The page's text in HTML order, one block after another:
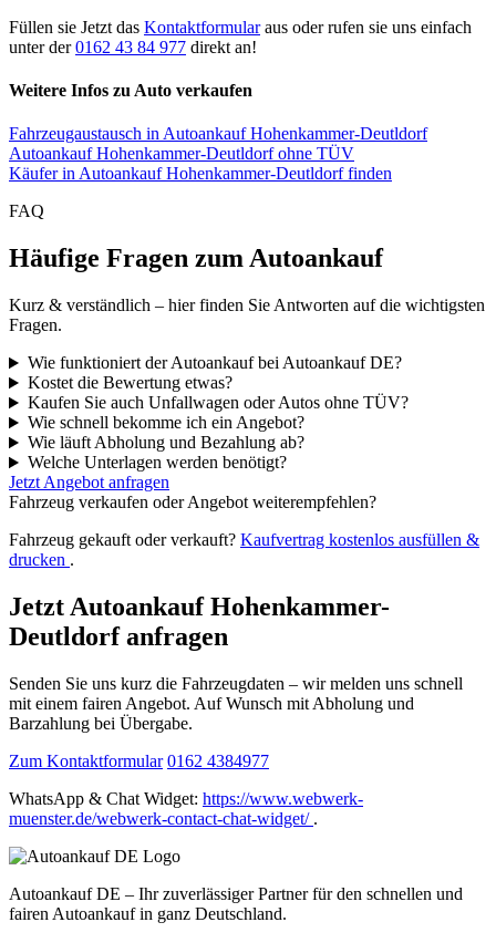
Füllen sie Jetzt das Kontaktformularaus oder rufen sie uns einfach
unter der0162 43 84 977 direkt an!
Weitere Infos zu Auto verkaufen
Fahrzeugaustausch in Autoankauf Hohenkammer-Deutldorf
Autoankauf Hohenkammer-Deutldorf ohne TÜV
Käufer in Autoankauf Hohenkammer-Deutldorf finden
FAQ
Häufige Fragen zum Autoankauf
Kurz & verständlich – hier finden Sie Antworten auf die wichtigsten
Fragen.
Wie funktioniert der Autoankauf bei Autoankauf DE?
Kostet die Bewertung etwas?
Kaufen Sie auch Unfallwagen oder Autos ohne TÜV?
Wie schnell bekomme ich ein Angebot?
Wie läuft Abholung und Bezahlung ab?
Welche Unterlagen werden benötigt?
Jetzt Angebot anfragen
Fahrzeug verkaufen oder Angebot weiterempfehlen?
Fahrzeug gekauft oder verkauft? Kaufvertrag kostenlos ausfüllen &
drucken .
Jetzt Autoankauf Hohenkammer-
Deutldorf anfragen
Senden Sie uns kurz die Fahrzeugdaten – wir melden uns schnell
mit einem fairen Angebot. Auf Wunsch mit Abholung und
Barzahlung bei Übergabe.
Zum Kontaktformular 0162 4384977
WhatsApp & Chat Widget: https://www.webwerk-
muenster.de/webwerk-contact-chat-widget/ .
Autoankauf DE – Ihr zuverlässiger Partner für den schnellen und
fairen Autoankauf in ganz Deutschland.